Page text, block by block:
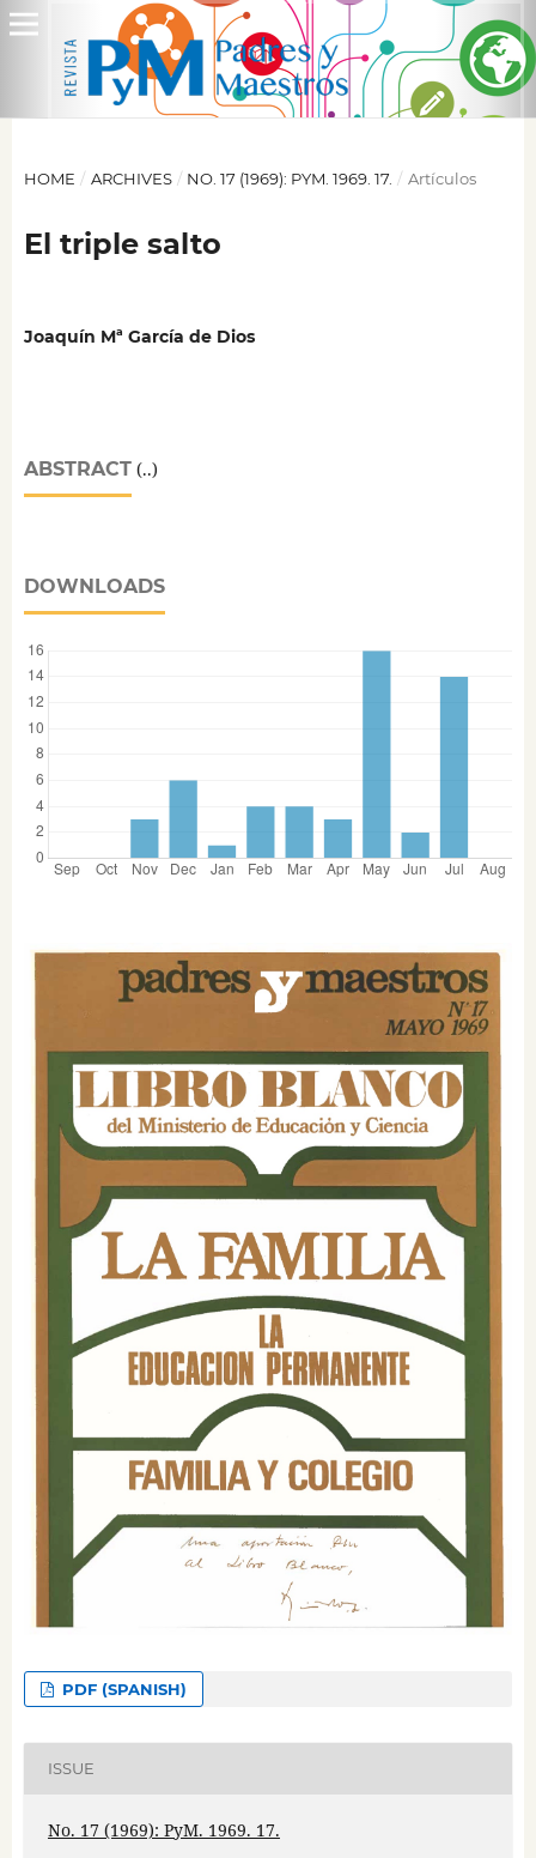
HOME / ARCHIVES / NO. 17 (1969): PYM. 1969. 17. / Artículos
El triple salto
Joaquín Mª García de Dios
ABSTRACT(..)
DOWNLOADS
PDF (SPANISH)
ISSUE
No. 17 (1969): PyM. 1969. 17.